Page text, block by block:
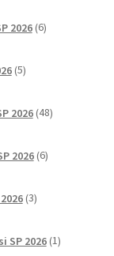
2026 6izdelkov
5izdelkov
2026 48izdelkov
2026 6izdelkov
3izdelki
SP 2026 1izdelek